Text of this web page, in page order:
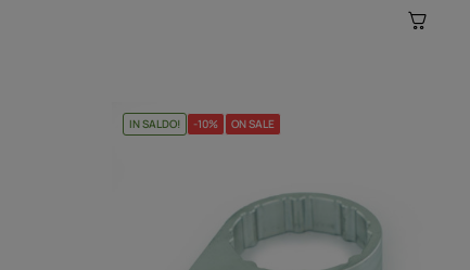
IN SALDO! -10% ON SALE